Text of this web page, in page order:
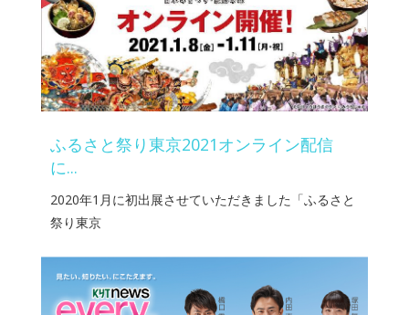
ふるさと祭り東京2021オンライン配信
に...
2020年1月に初出展させていただきました「ふるさと
祭り東京